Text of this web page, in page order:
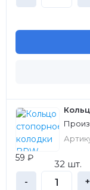
59 ₽
32 шт.
- +